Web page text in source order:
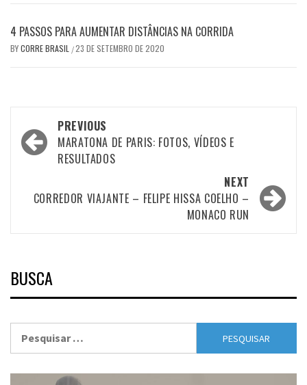
4 PASSOS PARA AUMENTAR DISTÂNCIAS NA CORRIDA
BYCORRE BRASIL /23 DE SETEMBRO DE 2020
Post
navigation
PREVIOUS
MARATONA DE PARIS: FOTOS, VÍDEOS E
RESULTADOS
NEXT
CORREDOR VIAJANTE – FELIPE HISSA COELHO –
MONACO RUN
BUSCA